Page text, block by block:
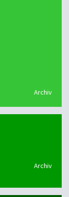
Archiv
Archiv